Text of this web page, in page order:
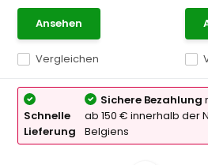
Vergleichen
Ansehen
Schnelle
Lieferung
Sichere Bezahlung
ab 150 € innerhalb der
Belgiens